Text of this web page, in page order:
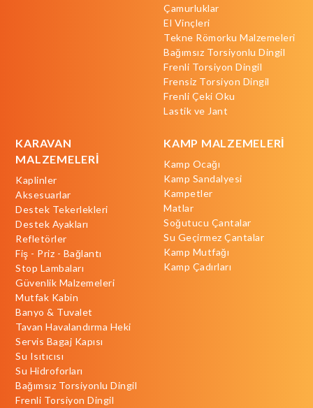
Çamurluklar
El Vinçleri
Tekne Römorku Malzemeleri
Bağımsız Torsiyonlu Dingil
Frenli Torsiyon Dingil
Frensiz Torsiyon Dingil
Frenli Çeki Oku
Lastik ve Jant
KARAVAN
MALZEMELERİ
Kaplinler
Aksesuarlar
Destek Tekerlekleri
Destek Ayakları
Refletörler
Fiş - Priz - Bağlantı
Stop Lambaları
Güvenlik Malzemeleri
Mutfak Kabin
Banyo & Tuvalet
Tavan Havalandırma Heki
Servis Bagaj Kapısı
Su Isıtıcısı
Su Hidroforları
Bağımsız Torsiyonlu Dingil
Frenli Torsiyon Dingil
KAMP MALZEMELERİ
Kamp Ocağı
Kamp Sandalyesi
Kampetler
Matlar
Soğutucu Çantalar
Su Geçirmez Çantalar
Kamp Mutfağı
Kamp Çadırları